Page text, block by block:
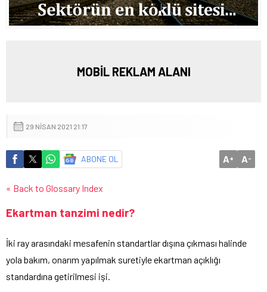
MOBİL REKLAM ALANI
29 NISAN 2021 21:17
ABONE OL A+ A-
« Back to Glossary Index
Ekartman tanzimi nedir?
İki ray arasındaki mesafenin standartlar dışına çıkması halinde
yola bakım, onarım yapılmak suretiyle ekartman açıklığı
standardına getirilmesi işi.